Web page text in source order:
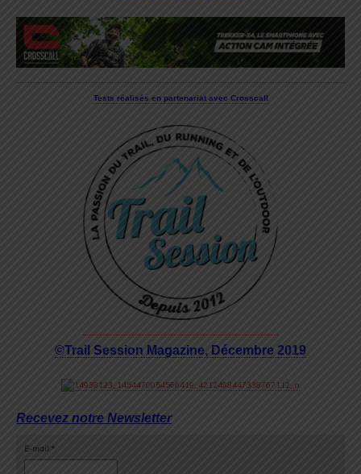
Tests réalisés en partenariat avec Crosscall
©Trail Session Magazine, Décembre 2019
Recevez notre Newsletter
E-mail *